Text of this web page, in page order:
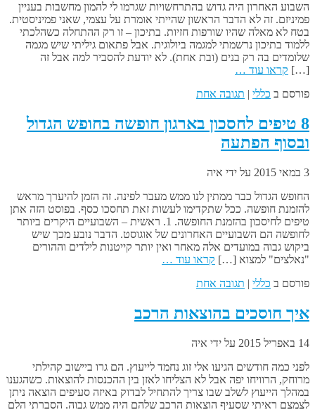
השבוע האחרון היה גדוש בהתרחשויות שגרמו לי להמון מחשבות בעניין
פמיניזם. זה לא הדבר הראשון שהייתי אומרת על עצמי, שאני פמיניסטית.
בטח לא מאלה שהיו שורפות חזיות. בתיכון – זו רק ההתחלה כשהלכתי
ללמוד בתיכון נרשמתי למגמה ביולוגית. אבל פתאום גיליתי שיש מגמה
שלומדים בה רק בנים (ובת אחת). לא יודעת להסביר למה אבל זה
[…] קראו עוד …
פורסם ב כללי | תגובה אחת
8 טיפים לחסכון בארגון חופשה בחופש הגדול
ובסוף הפתעה
3 במאי 2015 על ידי איה
החופש הגדול כבר ממתין לנו ממש מעבר לפינה. זה הזמן להיערך מראש
להזמנת חופשה. ככל שתקדימו לעשות זאת תחסכו כסף. בפוסט הזה אתן
טיפים לחיסכון בהזמנת החופשה. 1. ראשית – השבועיים היקרים ביותר
לחופשה הם השבועיים האחרונים של אוגוסט. הדבר נובע מכך שיש
ביקוש גבוה במועדים אלה מאחר ואין יותר קייטנות לילדים וההורים
"נאלצים" למצוא […] קראו עוד …
פורסם ב כללי | תגובה אחת
איך חוסכים בהוצאות הרכב
14 באפריל 2015 על ידי איה
לפני כמה חודשים הגיעו אלי זוג נחמד לייעוץ. הם גרו ביישוב קהילתי
מרוחק, הרוויחו יפה אבל לא הצליחו לאזן בין ההכנסות להוצאות. כשהגענו
במהלך הייעוץ לשלב שבו צריך להתחיל לבדוק באיזה סעיפים הוצאה ניתן
לצמצם ראיתי שסעיף הוצאות הרכב שלהם היה ממש גבוה. הסברתי הלם